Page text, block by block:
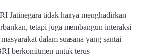
Jatinegara tidak hanya menghadirkan
tetapi juga membangun interaksi
dalam suasana yang santai
berkomitmen untuk terus